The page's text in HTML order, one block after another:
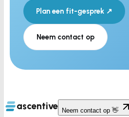
Plan een fit-gesprek ↗
Neem contact op
ascentive Neem contact op 👋